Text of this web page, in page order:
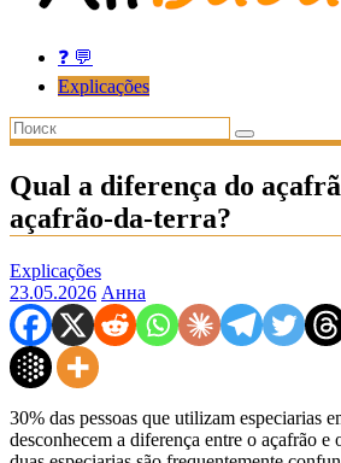
❓ 💬
Explicações
Qual a diferença do
açafrão-da-terra?
Explicações
23.05.2026 Анна
30% das pessoas que utilizam especiarias
desconhecem a diferença entre o açafrão e